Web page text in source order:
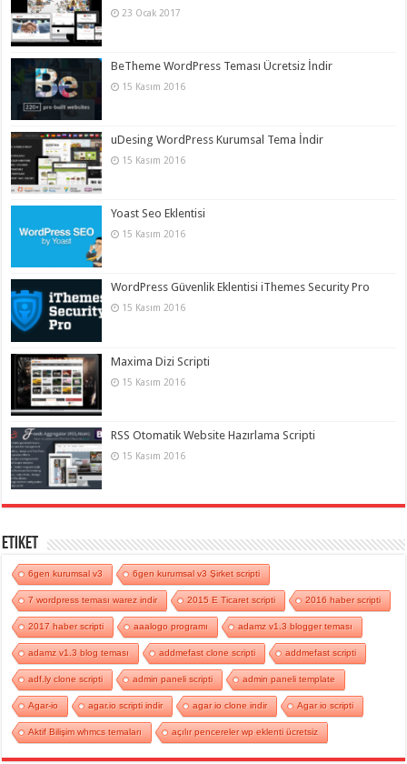
23 Ocak 2017
BeTheme WordPress Teması Ücretsiz İndir
15 Kasım 2016
uDesing WordPress Kurumsal Tema İndir
15 Kasım 2016
Yoast Seo Eklentisi
15 Kasım 2016
WordPress Güvenlik Eklentisi iThemes Security Pro
15 Kasım 2016
Maxima Dizi Scripti
15 Kasım 2016
RSS Otomatik Website Hazırlama Scripti
15 Kasım 2016
Etiket
6gen kurumsal v3 6gen kurumsal v3 Şirket scripti
7 wordpress teması warez indir 2015 E Ticaret scripti 2016 haber scripti
2017 haber scripti aaalogo programı adamz v1.3 blogger teması
adamz v1.3 blog teması addmefast clone scripti addmefast scripti
adf.ly clone scripti admin paneli scripti admin paneli template
Agar-io agar.io scripti indir agar io clone indir Agar io scripti
Aktif Bilişim whmcs temaları açılır pencereler wp eklenti ücretsiz